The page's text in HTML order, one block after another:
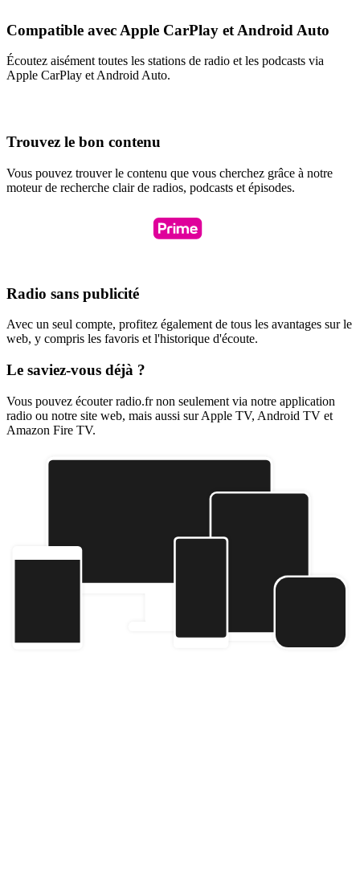
Compatible avec Apple CarPlay et Android Auto
Écoutez aisément toutes les stations de radio et les podcasts via
Apple CarPlay et Android Auto.
Trouvez le bon contenu
Vous pouvez trouver le contenu que vous cherchez grâce à notre
moteur de recherche clair de radios, podcasts et épisodes.
Radio sans publicité
Avec un seul compte, profitez également de tous les avantages sur le
web, y compris les favoris et l'historique d'écoute.
Le saviez-vous déjà ?
Vous pouvez écouter radio.fr non seulement via notre application
radio ou notre site web, mais aussi sur Apple TV, Android TV et
Amazon Fire TV.